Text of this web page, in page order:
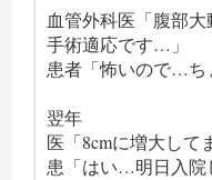
血管外科医「腹部
手術適応です…」
患者「怖いので…ち
翌年
医「8cmに増大し
患「はい…明日入院